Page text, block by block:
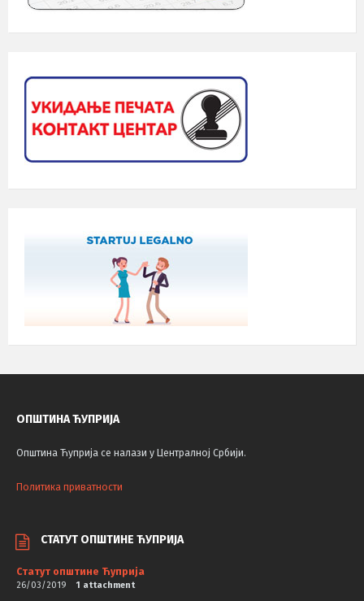
ОПШТИНА ЋУПРИЈА
Општина Ћуприја се налази у Централној Србији.
Политика приватности
СТАТУТ ОПШТИНЕ ЋУПРИЈА
Статут општине Ћуприја
26/03/2019 1 attachment